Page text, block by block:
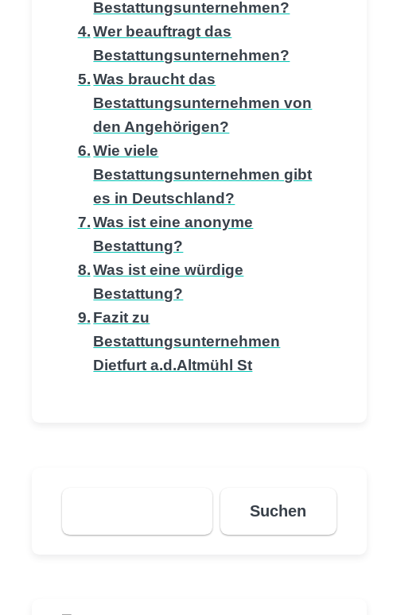
Bestattungsunternehmen?
Wer beauftragt das
Bestattungsunternehmen?
Was braucht das
Bestattungsunternehmen von
den Angehörigen?
Wie viele
Bestattungsunternehmen gibt
es in Deutschland?
Was ist eine anonyme
Bestattung?
Was ist eine würdige
Bestattung?
Fazit zu
Bestattungsunternehmen
Dietfurt a.d.Altmühl St
Suchen
Suchen